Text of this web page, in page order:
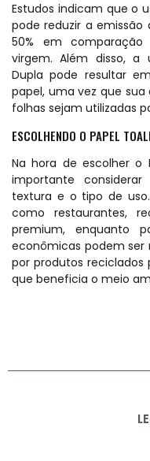
Estudos indicam que o
pode reduzir a
50% em
virgem. Além disso, a
Dupla pode resultar
papel, uma vez que
folhas sejam utilizadas
ESCOLHENDO O PAPEL
Na hora de escolher o
importante
textura e o tipo de
como restaurantes,
premium, enquanto
econômicas podem ser
por produtos
que beneficia o meio